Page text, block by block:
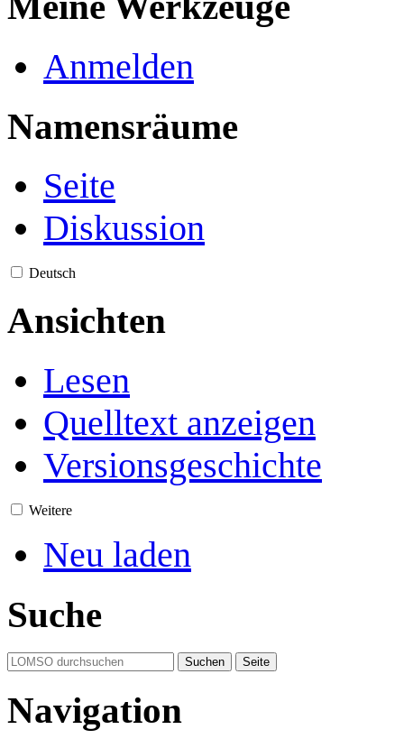
Anmelden
Namensräume
Seite
Diskussion
Deutsch
Ansichten
Lesen
Quelltext anzeigen
Versionsgeschichte
Weitere
Neu laden
Suche
Navigation